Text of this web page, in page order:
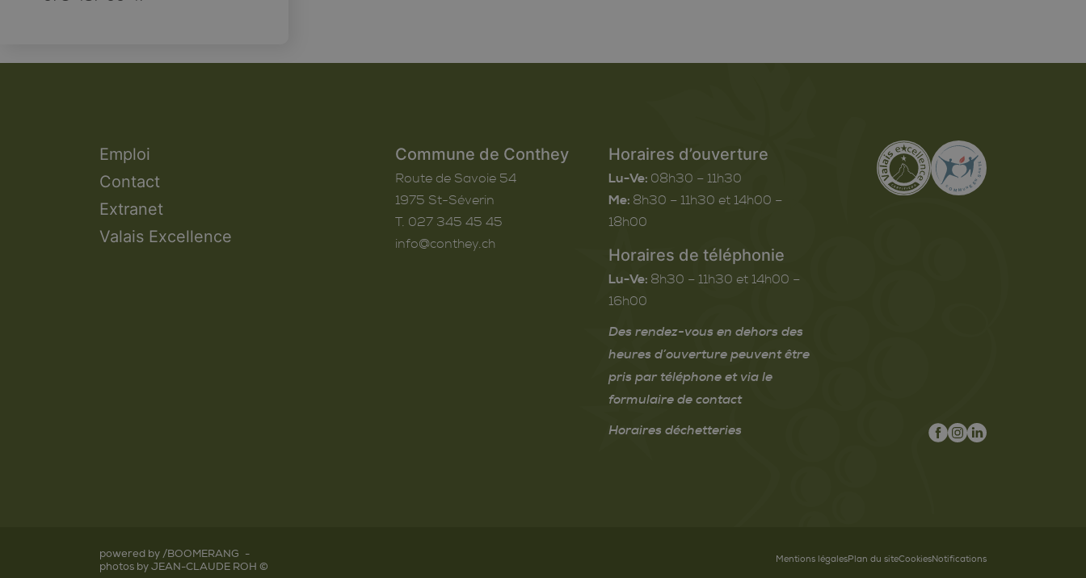
Emploi
Contact
Extranet
Valais Excellence
Commune de Conthey
Route de Savoie 54
1975 St-Séverin
T. 027 345 45 45
info@conthey.ch
Horaires d’ouverture
Lu-Ve: 08h30 – 11h30
Me: 8h30 – 11h30 et 14h00 –
18h00
Horaires de téléphonie
Lu-Ve: 8h30 – 11h30 et 14h00 –
16h00
Des rendez-vous en dehors des
heures d’ouverture peuvent être
pris par téléphone et via le
formulaire de contact
Horaires déchetteries
powered by /BOOMERANG -
photos by JEAN-CLAUDE ROH ©
Mentions légalesPlan du siteCookiesNotifications